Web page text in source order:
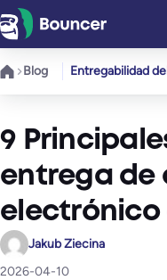
Saltar
al
contenido
Blog Entregabilidad
9
entrega de
electrónico
Jakub Ziecina
2026-04-10